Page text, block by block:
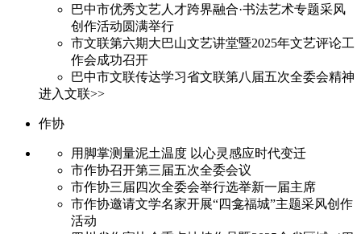
巴中市优秀文艺人才跨界融合·书法艺术专题采风
创作活动圆满举行
市文联第六期大巴山文艺讲堂暨2025年文艺评论工
作会成功召开
巴中市文联传达学习省文联第八届五次全委会精神
进入文联>>
作协
用脚掌测量泥土温度 以心灵感应时代变迁
市作协召开第三届五次全委会议
市作协三届四次全委会举行选举新一届主席
市作协邀请文学名家开展“四龛福城”主题采风创作
活动